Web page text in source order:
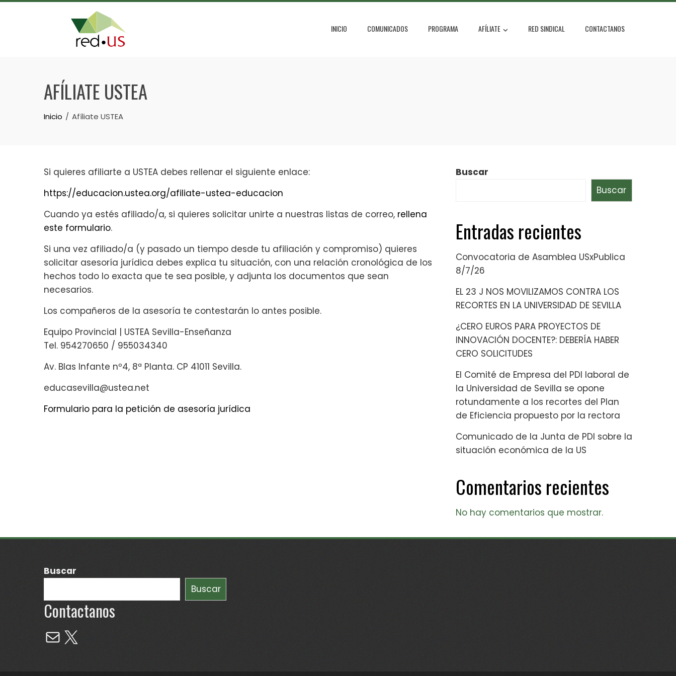
Skip
INICIO COMUNICADOS PROGRAMA AFÍLIATE RED SINDICAL CONTACTANOS
AFÍLIATE USTEA
Inicio Afíliate USTEA
Si quieres afiliarte a USTEA debes rellenar el siguiente enlace:
https://educacion.ustea.org/afiliate-ustea-educacion
Cuando ya estés afiliado/a, si quieres solicitar unirte a nuestras listas de correo, rellena
este formulario.
Si una vez afiliado/a (y pasado un tiempo desde tu afiliación y compromiso) quieres
solicitar asesoría jurídica debes explica tu situación, con una relación cronológica de los
hechos todo lo exacta que te sea posible, y adjunta los documentos que sean
necesarios.
Los compañeros de la asesoría te contestarán lo antes posible.
Equipo Provincial | USTEA Sevilla-Enseñanza
Tel. 954270650 / 955034340
Av. Blas Infante nº4, 8ª Planta. CP 41011 Sevilla.
educasevilla@ustea.net
Formulario para la petición de asesoría jurídica
Buscar
Buscar
Entradas recientes
Convocatoria de Asamblea USxPublica
8/7/26
EL 23 J NOS MOVILIZAMOS CONTRA LOS
RECORTES EN LA UNIVERSIDAD DE SEVILLA
¿CERO EUROS PARA PROYECTOS DE
INNOVACIÓN DOCENTE?: DEBERÍA HABER
CERO SOLICITUDES
El Comité de Empresa del PDI laboral de
la Universidad de Sevilla se opone
rotundamente a los recortes del Plan
de Eficiencia propuesto por la rectora
Comunicado de la Junta de PDI sobre la
situación económica de la US
Comentarios recientes
No hay comentarios que mostrar.
Buscar
Buscar
Contactanos
Mail
X